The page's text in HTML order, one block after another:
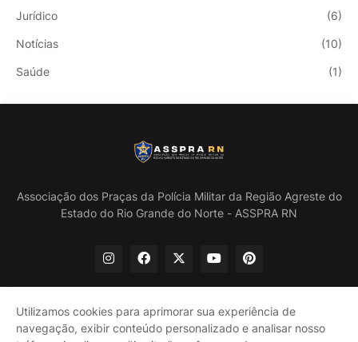
Jurídico (6)
Notícias (10)
Saúde (1)
Associação dos Praças da Polícia Militar da Região Agreste do
Estado do Rio Grande do Norte - ASSPRA RN
Início Quem Somos Política de Privacidade
Utilizamos cookies para aprimorar sua experiência de
navegação, exibir conteúdo personalizado e analisar nosso